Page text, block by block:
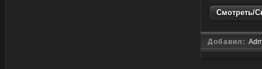
Смотреть/
Добавил: